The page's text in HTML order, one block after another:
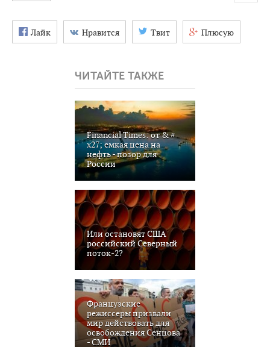
Лайк Нравится Твит Плюсую
ЧИТАЙТЕ ТАКЖЕ
Financial Times: от & #
x27; емкая цена на
нефть - позор для
России
Или остановят США
российский Северный
поток-2?
Французские
режиссеры призвали
мир действовать для
освобождения Сенцова
- СМИ